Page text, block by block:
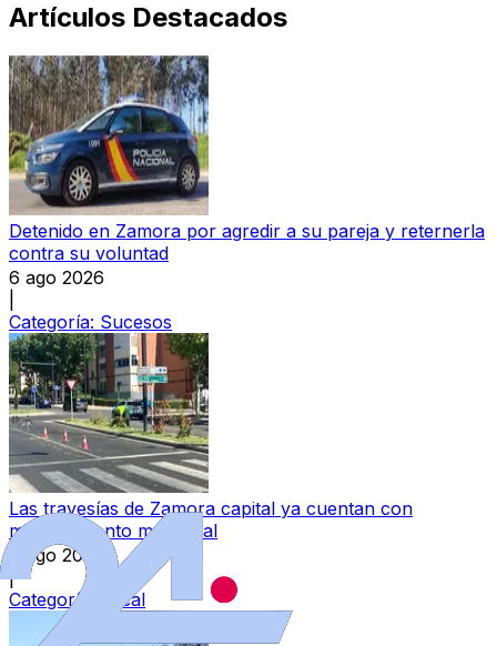
Artículos Destacados
Detenido en Zamora por agredir a su pareja y reternerla
contra su voluntad
6 ago 2026
Categoría: Sucesos
Las travesías de Zamora capital ya cuentan con
mantenimiento municipal
6 ago 2026
|
Categoría:
Local